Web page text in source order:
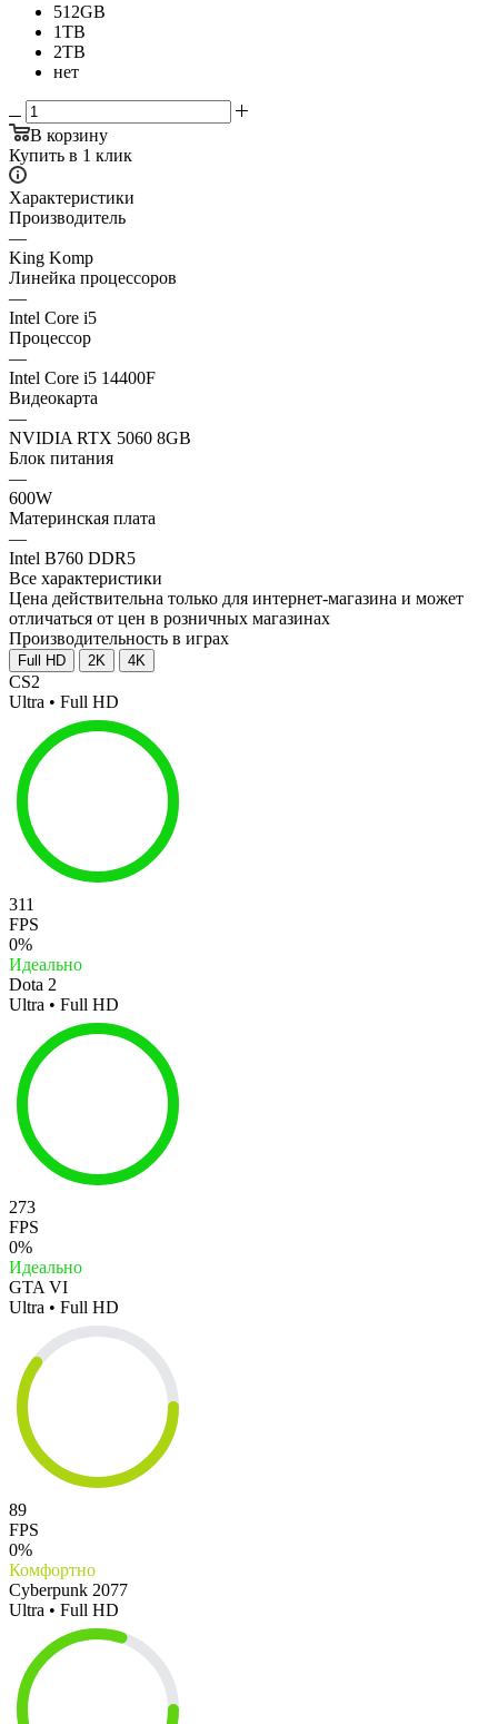
512GB
1TB
2TB
нет
В корзину
Купить в 1 клик
Характеристики
Производитель
—
King Komp
Линейка процессоров
—
Intel Core i5
Процессор
—
Intel Core i5 14400F
Видеокарта
—
NVIDIA RTX 5060 8GB
Блок питания
—
600W
Материнская плата
—
Intel B760 DDR5
Все характеристики
Цена действительна только для интернет-магазина и может
отличаться от цен в розничных магазинах
Производительность в играх
Full HD 2K 4K
CS2
Ultra • Full HD
311
FPS
0%
Идеально
Dota 2
Ultra • Full HD
273
FPS
0%
Идеально
GTA VI
Ultra • Full HD
89
FPS
0%
Комфортно
Cyberpunk 2077
Ultra • Full HD